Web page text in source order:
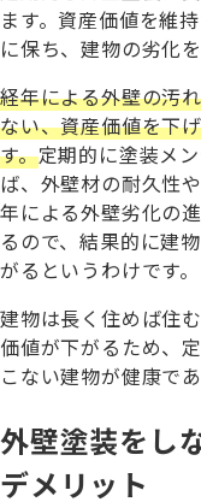
ます。資産価値を維
に保ち、建物の劣化
経年による外壁の汚
ない、資産価値を下
す。定期的に塗装メ
ば、外壁材の耐久性
年による外壁劣化の
るので、結果的に建
がるというわけです。
建物は長く住めば住
価値が下がるため、
こない建物が健康で
外壁塗装をし
デメリット